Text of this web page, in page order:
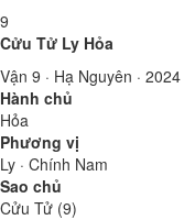
9
Cửu Tử Ly Hỏa
Vận 9 · Hạ Nguyên ·
Hành chủ
Hỏa
Phương vị
Ly · Chính Nam
Sao chủ
Cửu Tử (9)